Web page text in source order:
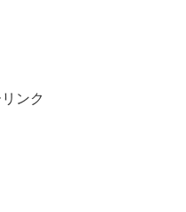
ンク